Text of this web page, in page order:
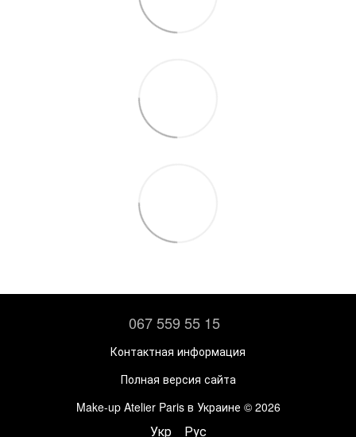
067 559 55 15
Контактная информация
Полная версия сайта
Make-up Atelier Paris в Украине © 2026
Укр Рус